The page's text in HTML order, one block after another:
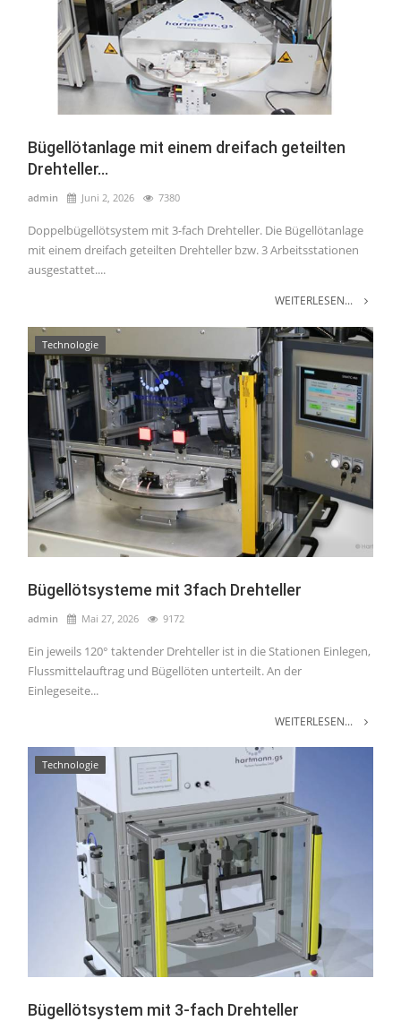
Bügellötanlage mit einem dreifach geteilten
Drehteller...
admin Juni 2, 2026 7380
Doppelbügellötsystem mit 3-fach Drehteller. Die Bügellötanlage
mit einem dreifach geteilten Drehteller bzw. 3 Arbeitsstationen
ausgestattet....
WEITERLESEN...
Technologie
Bügellötsysteme mit 3fach Drehteller
admin Mai 27, 2026 9172
Ein jeweils 120° taktender Drehteller ist in die Stationen Einlegen,
Flussmittelauftrag und Bügellöten unterteilt. An der
Einlegeseite...
WEITERLESEN...
Technologie
Bügellötsystem mit 3-fach Drehteller